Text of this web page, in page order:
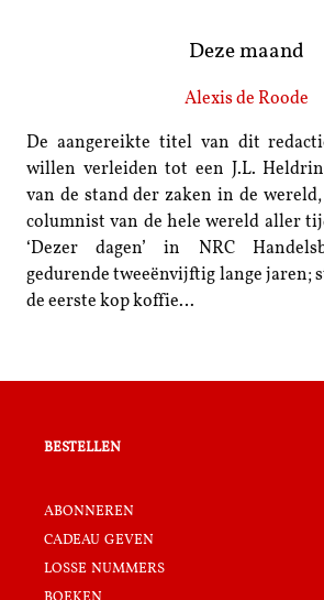
Deze maand
Alexis de Roode
De aangereikte titel van dit
willen verleiden tot een J.L.
van de stand der zaken in de
columnist van de hele wereld aller
‘Dezer dagen’ in NRC
gedurende tweeënvijftig lange jaren;
de eerste kop koffie…
bestellen
abonneren
cadeau geven
losse nummers